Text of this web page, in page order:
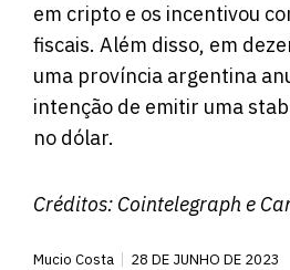
em cripto e os incentivou
fiscais. Além disso, em
uma província argentina
intenção de emitir uma
no dólar.
Créditos: Cointelegraph e
Mucio Costa 28 DE JUNHO DE 2023